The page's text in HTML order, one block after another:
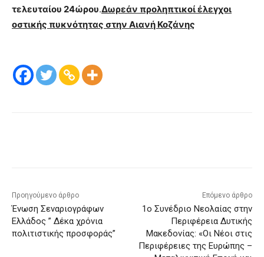
τελευταίου 24ώρου.Δωρεάν προληπτικοί έλεγχοι
οστικής πυκνότητας στην Αιανή Κοζάνης
Προηγούμενο άρθρο
Ένωση Σεναριογράφων
Ελλάδος ” Δέκα χρόνια
πολιτιστικής προσφοράς”
Επόμενο άρθρο
1ο Συνέδριο Νεολαίας στην
Περιφέρεια Δυτικής
Μακεδονίας: «Οι Νέοι στις
Περιφέρειες της Ευρώπης –